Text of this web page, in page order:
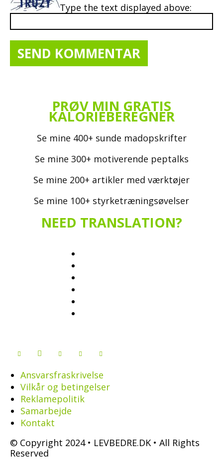
Type the text displayed above:
PRØV MIN GRATIS
KALORIEBEREGNER
Se mine 400+ sunde madopskrifter
Se mine 300+ motiverende peptalks
Se mine 200+ artikler med værktøjer
Se mine 100+ styrketræningsøvelser
NEED TRANSLATION?
Ansvarsfraskrivelse
Vilkår og betingelser
Reklamepolitik
Samarbejde
Kontakt
© Copyright 2024 • LEVBEDRE.DK • All Rights
Reserved